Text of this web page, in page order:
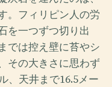
。フィリピン人の労
を一つずつ切り出
では控え壁に苔やシ
その大きさに思わず
、天井まで16.5メー